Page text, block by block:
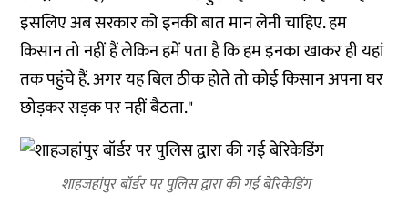
इसलिए अब सरकार को इनकी बात मान लेनी चाहिए. हम
किसान तो नहीं हैं लेकिन हमें पता है कि हम इनका खाकर ही यहां
तक पहुंचे हैं. अगर यह बिल ठीक होते तो कोई किसान अपना घर
छोड़कर सड़क पर नहीं बैठता."
शाहजहांपुर बॉर्डर पर पुलिस द्वारा की गई बेरिकेडिंग